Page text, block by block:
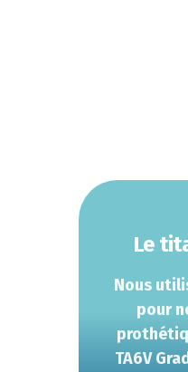
Le
Nous
pour
TA6V